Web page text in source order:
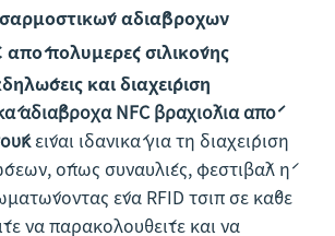
αδιάβροχων
από πολυμερές σιλικόνης
και διαχείριση
αδιάβροχα NFC βραχιόλια από
είναι ιδανικά για τη διαχείριση
όπως συναυλίες, φεστιβάλ ή
ένα RFID τσιπ σε κάθε
να παρακολουθείτε και να